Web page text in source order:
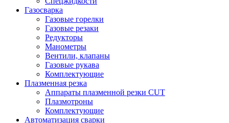
Газосварка
Газовые горелки
Газовые резаки
Редукторы
Манометры
Вентили, клапаны
Газовые рукава
Комплектующие
Плазменная резка
Аппараты плазменной резки CUT
Плазмотроны
Комплектующие
Автоматизация сварки